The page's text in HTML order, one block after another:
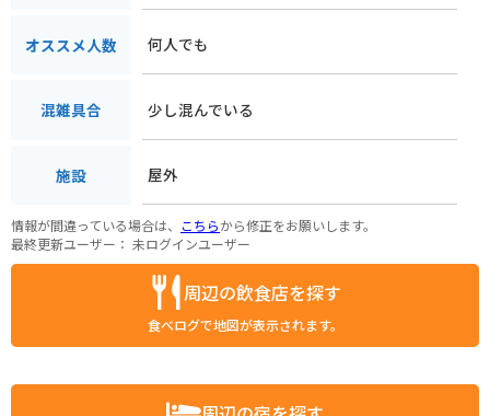
オススメ人数 何人でも
混雑具合 少し混んでいる
施設 屋外
情報が間違っている場合は、 こちらから修正をお願いします。
最終更新ユーザー： 未ログインユーザー
周辺の飲食店を探す
食べログで地図が表示されます。